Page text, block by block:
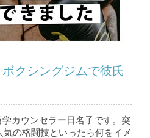
クシングジムで彼氏
カウンセラー日名子です。突
の格闘技といったら何をイメ